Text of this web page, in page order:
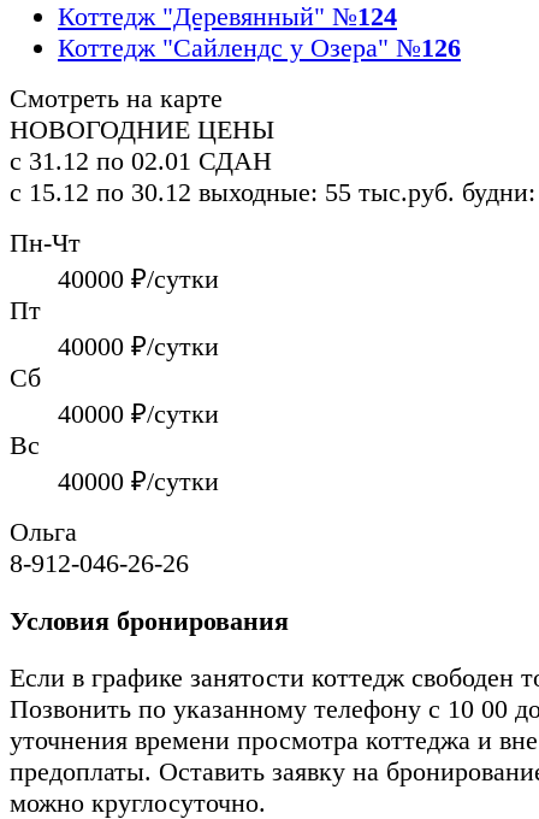
Коттедж "Деревянный" №124
Коттедж "Сайлендс у Озера" №126
Смотреть на карте
НОВОГОДНИЕ ЦЕНЫ
с 31.12 по 02.01 СДАН
с 15.12 по 30.12 выходные: 55 тыс.руб.
Пн-Чт
40000 ₽/сутки
Пт
40000 ₽/сутки
Сб
40000 ₽/сутки
Вс
40000 ₽/сутки
Ольга
8-912-046-26-26
Условия бронирования
Если в графике занятости коттедж свободен
Позвонить по указанному телефону с 10 00
уточнения времени просмотра коттеджа и
предоплаты. Оставить заявку на
можно круглосуточно.